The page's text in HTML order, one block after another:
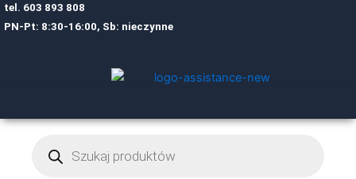
tel. 603 893 808
PN-Pt: 8:30-16:00, Sb: nieczynne
produktów